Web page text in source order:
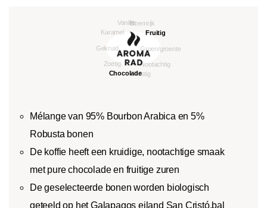
Mélange van 95% Bourbon Arabica en 5%
Robusta bonen
De koffie heeft een kruidige, nootachtige smaak
met pure chocolade en fruitige zuren
De geselecteerde bonen worden biologisch
geteeld op het Galapagos eiland San Cristó.bal